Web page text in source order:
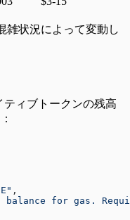
雑状況によって変動し
ティブトークンの残高
,
for gas.